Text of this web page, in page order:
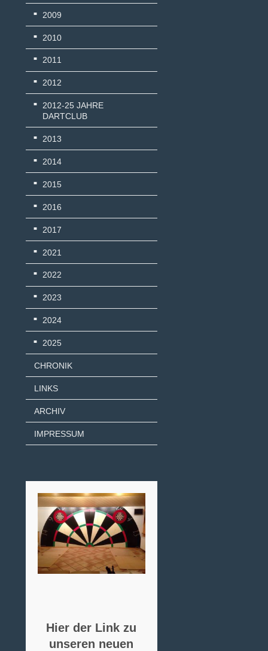
2009
2010
2011
2012
2012-25 JAHRE
DARTCLUB
2013
2014
2015
2016
2017
2021
2022
2023
2024
2025
CHRONIK
LINKS
ARCHIV
IMPRESSUM
Hier der Link zu
unseren neuen